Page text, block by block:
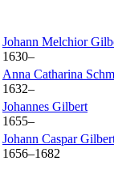
Johann Melchior
1630–
Anna Catharina
1632–
Johannes Gilbert
1655–
Johann Caspar
1656–1682